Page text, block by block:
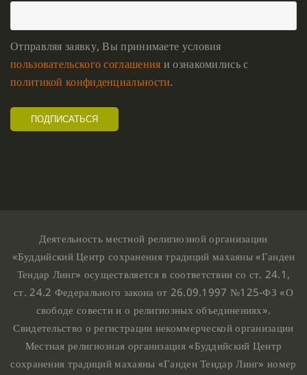
Отправляя заявку, Вы принимаете условия
пользовательского соглашения и ознакомились с
политикой конфиденциальности.
Деятельность местной религиозной организации
«Буддийский Центр сохранения традиций махаяны «Ганден
Тендар Линг» осуществляется в соответствии со ст. 24.1,
ст. 24.2 Федерального закона от 26.09.1997 №125-ФЗ «О
свободе совести и о религиозных объединениях».
Свидетельство о регистрации некоммерческой организации
Местная религиозная организация «Буддийский Центр
сохранения традиций махаяны «Ганден Тендар Линг» номер